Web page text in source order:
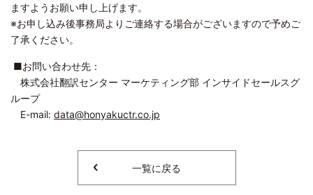
ますようお願い申し上げます。
※お申し込み後事務局よりご連絡する場合がございますので予めご
了承ください。
■お問い合わせ先：
株式会社翻訳センター マーケティング部 インサイドセールスグ
ループ
E-mail: data@honyakuctr.co.jp
一覧に戻る